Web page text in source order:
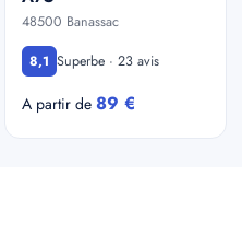
48500 Banassac
8,1 Superbe · 23 avis
A partir de 89 €